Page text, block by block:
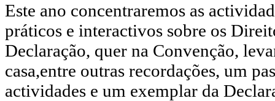
Este ano concentraremos as
práticos e interactivos sobre os
Declaração, quer na Convenção,
casa,entre outras recordações, um
actividades e um exemplar da